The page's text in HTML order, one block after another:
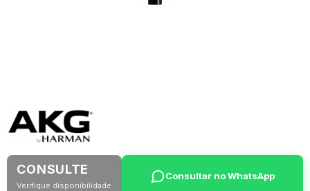
CONSULTE
Verifique disponibilidade
Consultar no WhatsApp